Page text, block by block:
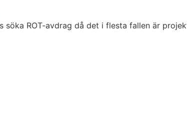
söka ROT-avdrag då det i flesta fallen är